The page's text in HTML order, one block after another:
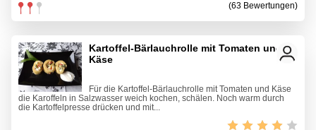
(63 Bewertungen)
Kartoffel-Bärlauchrolle mit Tomaten und
Käse
Für die Kartoffel-Bärlauchrolle mit Tomaten und Käse
die Karoffeln in Salzwasser weich kochen, schälen. Noch warm durch
die Kartoffelpresse drücken und mit...